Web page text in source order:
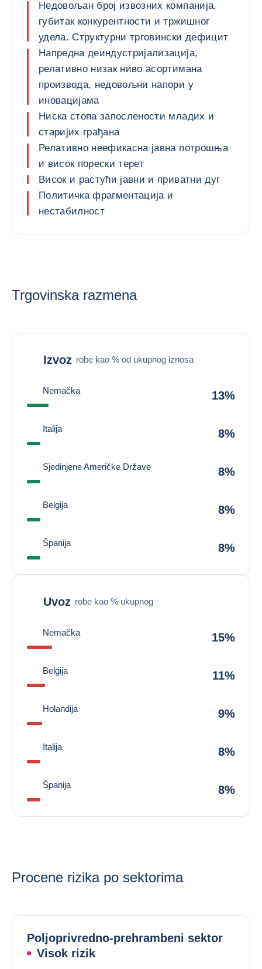
Недовољан број извозних компанија,
губитак конкурентности и тржишног
удела. Структурни трговински дефицит
Напредна деиндустријализација,
релативно низак ниво асортимана
производа, недовољни напори у
иновацијама
Ниска стопа запослености младих и
старијих грађана
Релативно неефикасна јавна потрошња
и висок порески терет
Висок и растући јавни и приватни дуг
Политичка фрагментација и
нестабилност
Trgovinska razmena
Izvoz robe kao % od ukupnog iznosa
Nemačka 13%
Italija 8%
Sjedinjene Američke Države 8%
Belgija 8%
Španija 8%
Uvoz robe kao % ukupnog
Nemačka 15%
Belgija 11%
Holandija 9%
Italija 8%
Španija 8%
Procene rizika po sektorima
Poljoprivredno-prehrambeni sektor
Visok rizik